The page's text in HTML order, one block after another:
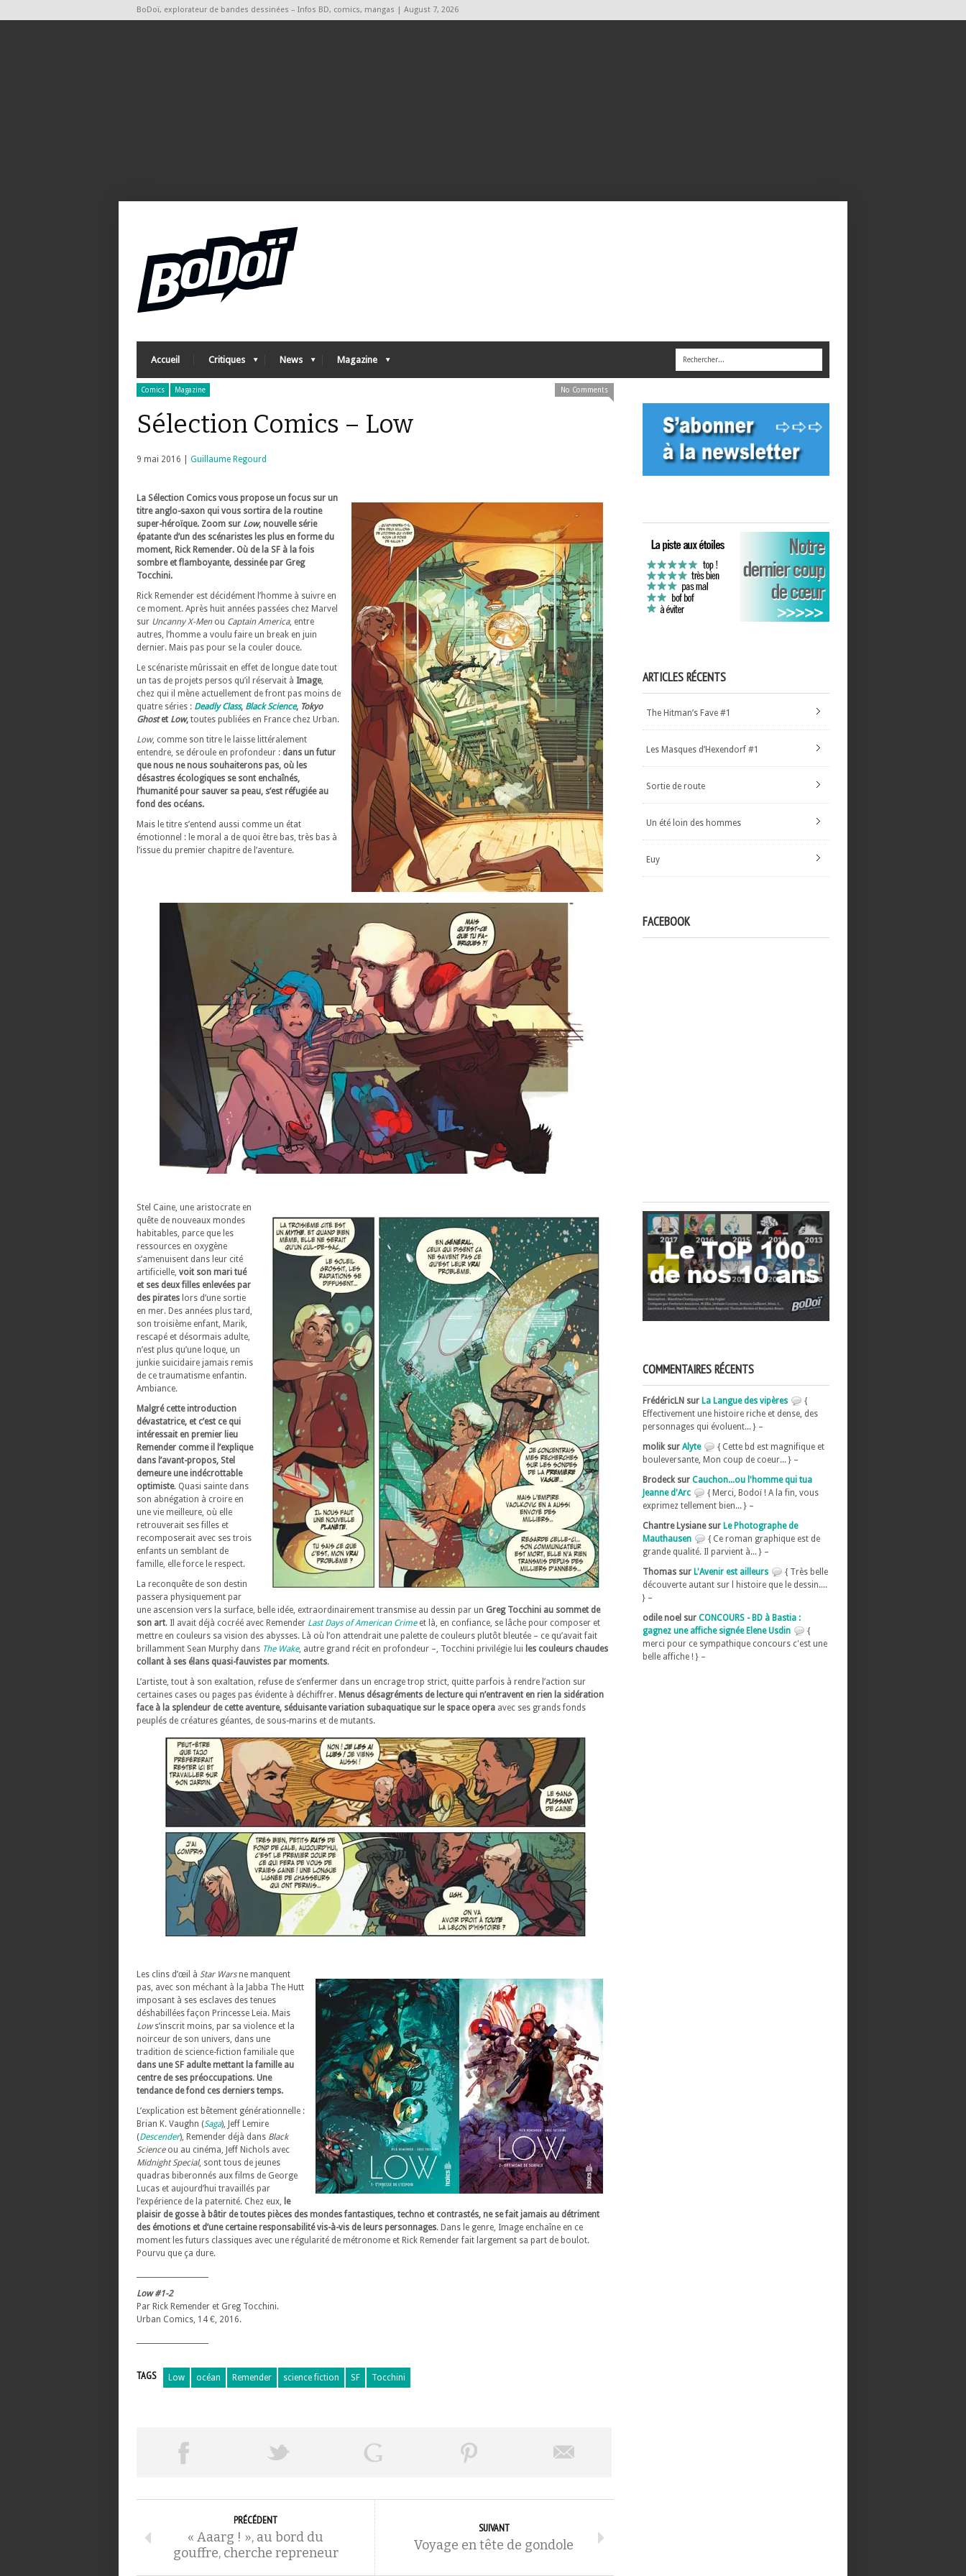
BoDoï, explorateur de bandes dessinées – Infos BD, comics, mangas | August 7, 2026
Accueil Critiques News Magazine
Comics Magazine No Comments
Sélection Comics – Low
9 mai 2016 | Guillaume Regourd
La Sélection Comics vous propose un focus sur un
titre anglo-saxon qui vous sortira de la routine
super-héroïque. Zoom sur Low, nouvelle série
épatante d’un des scénaristes les plus en forme du
moment, Rick Remender. Où de la SF à la fois
sombre et flamboyante, dessinée par Greg
Tocchini.
Rick Remender est décidément l’homme à suivre en
ce moment. Après huit années passées chez Marvel
sur Uncanny X-Menou Captain America, entre
autres, l’homme a voulu faire un break en juin
dernier. Mais pas pour se la couler douce.
Le scénariste mûrissait en effet de longue date tout
un tas de projets persos qu’il réservait à Image,
chez qui il mène actuellement de front pas moins de
quatre séries : Deadly Class, Black Science, Tokyo
Ghostet Low, toutes publiées en France chez Urban.
Low, comme son titre le laisse littéralement
entendre, se déroule en profondeur : dans un futur
que nous ne nous souhaiterons pas, où les
désastres écologiques se sont enchaînés,
l‘humanité pour sauver sa peau, s’est réfugiée au
fond des océans.
Mais le titre s’entend aussi comme un état
émotionnel : le moral a de quoi être bas, très bas à
l’issue du premier chapitre de l’aventure.
Stel Caine, une aristocrate en
quête de nouveaux mondes
habitables, parce que les
ressources en oxygène
s’amenuisent dans leur cité
artificielle, voit son mari tué
et ses deux filles enlevées par
des pirates lors d’une sortie
en mer. Des années plus tard,
son troisième enfant, Marik,
rescapé et désormais adulte,
n’est plus qu’une loque, un
junkie suicidaire jamais remis
de ce traumatisme enfantin.
Ambiance.
Malgré cette introduction
dévastatrice, et c’est ce qui
intéressait en premier lieu
Remender comme il l’explique
dans l’avant-propos, Stel
demeure une indécrottable
optimiste. Quasi sainte dans
son abnégation à croire en
une vie meilleure, où elle
retrouverait ses filles et
recomposerait avec ses trois
enfants un semblant de
famille, elle force le respect.
La reconquête de son destin
passera physiquement par
une ascension vers la surface, belle idée, extraordinairement transmise au dessin par un Greg Tocchini au sommet de
son art. Il avait déjà cocréé avec Remender Last Days of American Crimeet là, en confiance, se lâche pour composer et
mettre en couleurs sa vision des abysses. Là où l’on attendrait une palette de couleurs plutôt bleutée – ce qu’avait fait
brillamment Sean Murphy dans The Wake, autre grand récit en profondeur –, Tocchini privilégie lui les couleurs chaudes
collant à ses élans quasi-fauvistes par moments.
L’artiste, tout à son exaltation, refuse de s’enfermer dans un encrage trop strict, quitte parfois à rendre l’action sur
certaines cases ou pages pas évidente à déchiffrer. Menus désagréments de lecture qui n’entravent en rien la sidération
face à la splendeur de cette aventure, séduisante variation subaquatique sur le space opera avec ses grands fonds
peuplés de créatures géantes, de sous-marins et de mutants.
Les clins d’œil à Star Warsne manquent
pas, avec son méchant à la Jabba The Hutt
imposant à ses esclaves des tenues
déshabillées façon Princesse Leia. Mais
Lows’inscrit moins, par sa violence et la
noirceur de son univers, dans une
tradition de science-fiction familiale que
dans une SF adulte mettant la famille au
centre de ses préoccupations. Une
tendance de fond ces derniers temps.
L’explication est bêtement générationnelle :
Brian K. Vaughn (Saga), Jeff Lemire
(Descender), Remender déjà dans Black
Scienceou au cinéma, Jeff Nichols avec
Midnight Special, sont tous de jeunes
quadras biberonnés aux films de George
Lucas et aujourd’hui travaillés par
l’expérience de la paternité. Chez eux, le
plaisir de gosse à bâtir de toutes pièces des mondes fantastiques, techno et contrastés, ne se fait jamais au détriment
des émotions et d’une certaine responsabilité vis-à-vis de leurs personnages. Dans le genre, Image enchaîne en ce
moment les futurs classiques avec une régularité de métronome et Rick Remender fait largement sa part de boulot.
Pourvu que ça dure.
Low #1-2
Par Rick Remender et Greg Tocchini.
Urban Comics, 14 €, 2016.
TAGS Low océan Remender science fiction SF Tocchini
PRÉCÉDENT
« Aaarg ! », au bord du
gouffre, cherche repreneur
SUIVANT
Voyage en tête de gondole
ARTICLES RÉCENTS
The Hitman’s Fave #1
Les Masques d’Hexendorf #1
Sortie de route
Un été loin des hommes
Euy
FACEBOOK
COMMENTAIRES RÉCENTS
FrédéricLN sur La Langue des vipères
{
Effectivement une histoire riche et dense, des
personnages qui évoluent... } –
molik sur Alyte
{ Cette bd est magnifique et
bouleversante, Mon coup de coeur... } –
Brodeck sur Cauchon...ou l'homme qui tua
Jeanne d'Arc
{ Merci, Bodoï ! A la fin, vous
exprimez tellement bien... } –
Chantre Lysiane sur Le Photographe de
Mauthausen
{ Ce roman graphique est de
grande qualité. Il parvient à... } –
Thomas sur L'Avenir est ailleurs
{ Très belle
découverte autant sur l histoire que le dessin....
} –
odile noel sur CONCOURS - BD à Bastia :
gagnez une affiche signée Elene Usdin
{
merci pour ce sympathique concours c'est une
belle affiche ! } –